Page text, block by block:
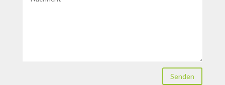
Senden